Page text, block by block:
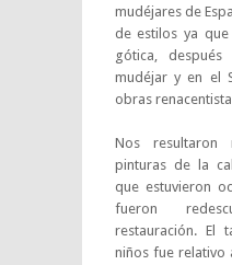
mudéjares de
de estilos ya
gótica,
mudéjar y en el
obras
Nos resultaron
pinturas de la
que estuvieron
fueron
restauración. El
niños fue